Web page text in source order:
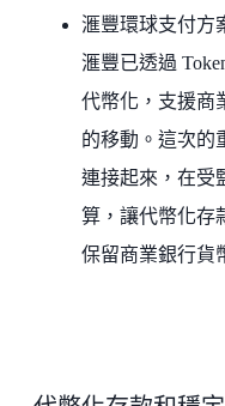
滙豐環球支付方
滙豐已透過
代幣化，支援商
的移動。這次的
連接起來，在受
算，讓代幣化存
保留商業銀行貨